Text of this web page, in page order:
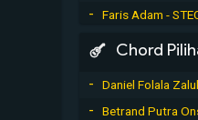
Faris Adam -
Chord
Daniel Folala
Betrand Putra